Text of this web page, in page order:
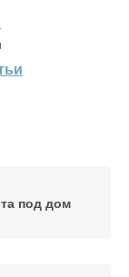
под дом